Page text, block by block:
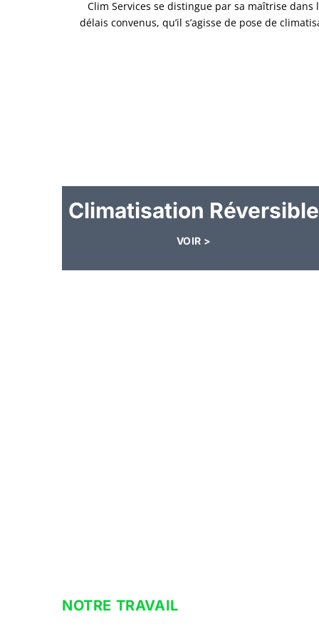
Clim Services se distingue par sa maîtrise
délais convenus, qu’il s’agisse de pose de
Climatisation Réversible
VOIR >
NOTRE TRAVAIL